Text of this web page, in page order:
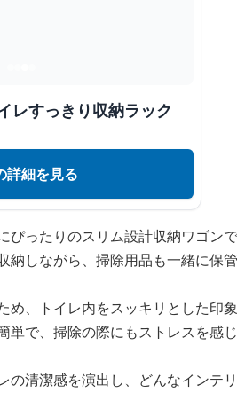
レすっきり収納ラック
詳細を見る
ぴったりのスリム設計収納ワゴンで
納しながら、掃除用品も一緒に保管
め、トイレ内をスッキリとした印象
単で、掃除の際にもストレスを感じ
の清潔感を演出し、どんなインテ